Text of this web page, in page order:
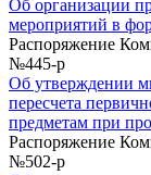
Об организации
мероприятий в
Распоряжение
№445-р
Об утверждении
пересчета
предметам при
Распоряжение
№502-р